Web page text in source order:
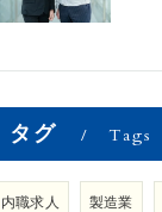
タグ Tags
内職求人 製造業